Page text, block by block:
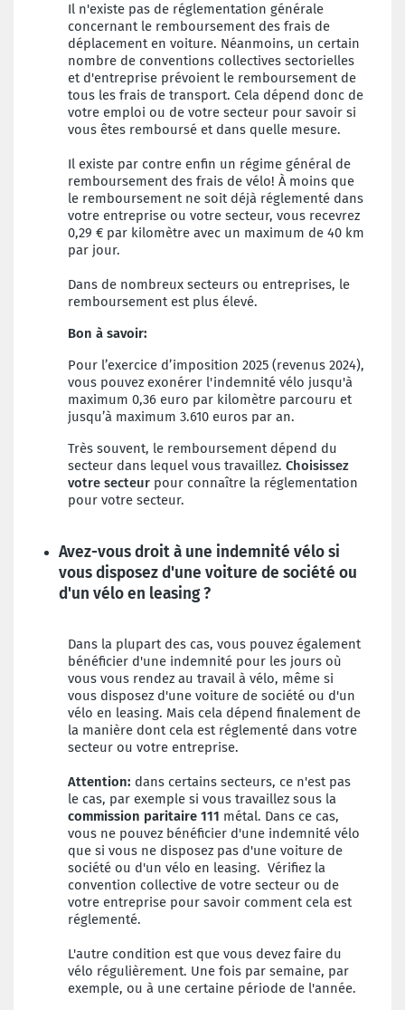
Il n'existe pas de réglementation générale
concernant le remboursement des frais de
déplacement en voiture. Néanmoins, un certain
nombre de conventions collectives sectorielles
et d'entreprise prévoient le remboursement de
tous les frais de transport. Cela dépend donc de
votre emploi ou de votre secteur pour savoir si
vous êtes remboursé et dans quelle mesure.
Il existe par contre enfin un régime général de
remboursement des frais de vélo! À moins que
le remboursement ne soit déjà réglementé dans
votre entreprise ou votre secteur, vous recevrez
0,29 € par kilomètre avec un maximum de 40 km
par jour.
Dans de nombreux secteurs ou entreprises, le
remboursement est plus élevé.
Bon à savoir:
Pour l’exercice d’imposition 2025 (revenus 2024),
vous pouvez exonérer l'indemnité vélo jusqu'à
maximum 0,36 euro par kilomètre parcouru et
jusqu’à maximum 3.610 euros par an.
Très souvent, le remboursement dépend du
secteur dans lequel vous travaillez. Choisissez
votre secteur pour connaître la réglementation
pour votre secteur.
Avez-vous droit à une indemnité vélo si
vous disposez d'une voiture de société ou
d'un vélo en leasing ?
Dans la plupart des cas, vous pouvez également
bénéficier d'une indemnité pour les jours où
vous vous rendez au travail à vélo, même si
vous disposez d'une voiture de société ou d'un
vélo en leasing. Mais cela dépend finalement de
la manière dont cela est réglementé dans votre
secteur ou votre entreprise.
Attention: dans certains secteurs, ce n'est pas
le cas, par exemple si vous travaillez sous la
commission paritaire 111 métal. Dans ce cas,
vous ne pouvez bénéficier d'une indemnité vélo
que si vous ne disposez pas d'une voiture de
société ou d'un vélo en leasing. Vérifiez la
convention collective de votre secteur ou de
votre entreprise pour savoir comment cela est
réglementé.
L'autre condition est que vous devez faire du
vélo régulièrement. Une fois par semaine, par
exemple, ou à une certaine période de l'année.